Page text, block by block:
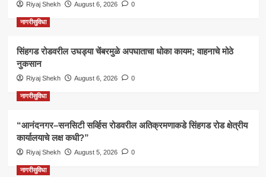
Riyaj Shekh August 6, 2026 0
नागरीसुविधा
सिंहगड रोडवरील उघड्या चेंबरमुळे अपघाताचा धोका कायम; वाहनाचे मोठे
नुकसान
Riyaj Shekh August 6, 2026 0
नागरीसुविधा
“आनंदनगर–सनसिटी सर्व्हिस रोडवरील अतिक्रमणाकडे सिंहगड रोड क्षेत्रीय
कार्यालयाचे लक्ष कधी?”
Riyaj Shekh August 5, 2026 0
नागरीसुविधा